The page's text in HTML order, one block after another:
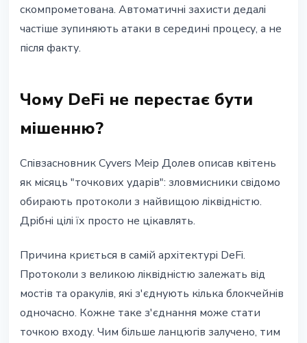
скомпрометована. Автоматичні захисти дедалі
частіше зупиняють атаки в середині процесу, а не
після факту.
Чому DeFi не перестає бути
мішенню?
Співзасновник Cyvers Меір Долев описав квітень
як місяць "точкових ударів": зловмисники свідомо
обирають протоколи з найвищою ліквідністю.
Дрібні цілі їх просто не цікавлять.
Причина криється в самій архітектурі DeFi.
Протоколи з великою ліквідністю залежать від
мостів та оракулів, які з'єднують кілька блокчейнів
одночасно. Кожне таке з'єднання може стати
точкою входу. Чим більше ланцюгів залучено, тим